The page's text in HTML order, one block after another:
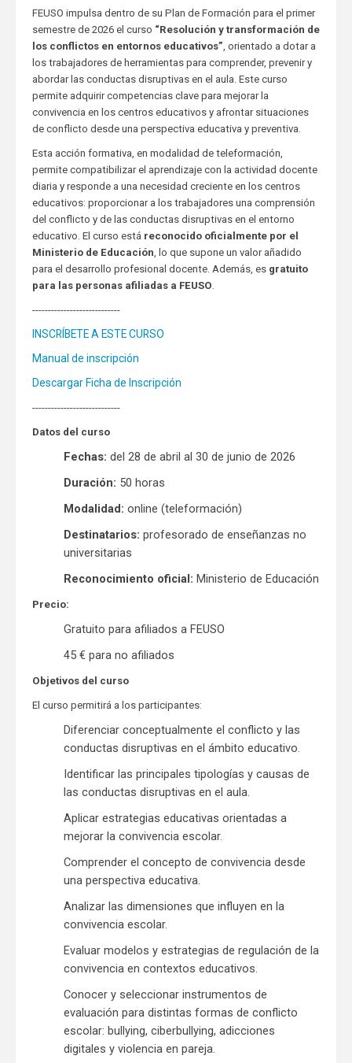
FEUSO impulsa dentro de su Plan de Formación para el primer
semestre de 2026 el curso “Resolución y transformación de
los conflictos en entornos educativos”, orientado a dotar a
los trabajadores de herramientas para comprender, prevenir y
abordar las conductas disruptivas en el aula. Este curso
permite adquirir competencias clave para mejorar la
convivencia en los centros educativos y afrontar situaciones
de conflicto desde una perspectiva educativa y preventiva.
Esta acción formativa, en modalidad de teleformación,
permite compatibilizar el aprendizaje con la actividad docente
diaria y responde a una necesidad creciente en los centros
educativos: proporcionar a los trabajadores una comprensión
del conflicto y de las conductas disruptivas en el entorno
educativo. El curso está reconocido oficialmente por el
Ministerio de Educación, lo que supone un valor añadido
para el desarrollo profesional docente. Además, es gratuito
para las personas afiliadas a FEUSO.
----------------------------
INSCRÍBETE A ESTE CURSO
Manual de inscripción
Descargar Ficha de Inscripción
----------------------------
Datos del curso
Fechas: del 28 de abril al 30 de junio de 2026
Duración: 50 horas
Modalidad: online (teleformación)
Destinatarios: profesorado de enseñanzas no
universitarias
Reconocimiento oficial: Ministerio de Educación
Precio:
Gratuito para afiliados a FEUSO
45 € para no afiliados
Objetivos del curso
El curso permitirá a los participantes:
Diferenciar conceptualmente el conflicto y las
conductas disruptivas en el ámbito educativo.
Identificar las principales tipologías y causas de
las conductas disruptivas en el aula.
Aplicar estrategias educativas orientadas a
mejorar la convivencia escolar.
Comprender el concepto de convivencia desde
una perspectiva educativa.
Analizar las dimensiones que influyen en la
convivencia escolar.
Evaluar modelos y estrategias de regulación de la
convivencia en contextos educativos.
Conocer y seleccionar instrumentos de
evaluación para distintas formas de conflicto
escolar: bullying, ciberbullying, adicciones
digitales y violencia en pareja.